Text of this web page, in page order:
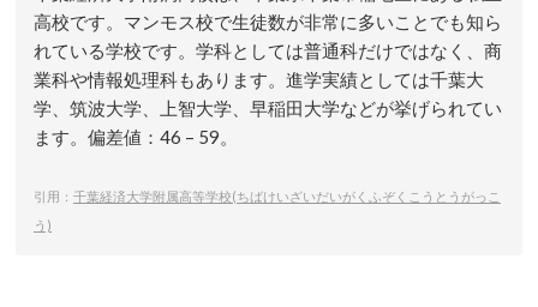
高校です。マンモス校で生徒数が非常に多いことでも知ら
れている学校です。学科としては普通科だけではなく、商
業科や情報処理科もあります。進学実績としては千葉大
学、筑波大学、上智大学、早稲田大学などが挙げられてい
ます。偏差値：46 – 59。
引用： 千葉経済大学附属高等学校(ちばけいざいだいがくふぞくこうとうがっこ
う)